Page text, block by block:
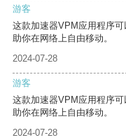
游客
这款加速器VPM应用程序
助你在网络上自由移动。
2024-07-28
游客
这款加速器VPM应用程序
助你在网络上自由移动。
2024-07-28